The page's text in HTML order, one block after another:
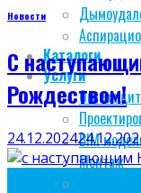
Каталоги
Услуги
BIM
Монтаж
Новости
C
Рождеством!
24.12.2024